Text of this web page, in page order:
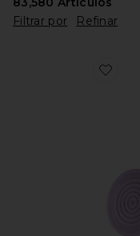
Filtrar por
Refinar